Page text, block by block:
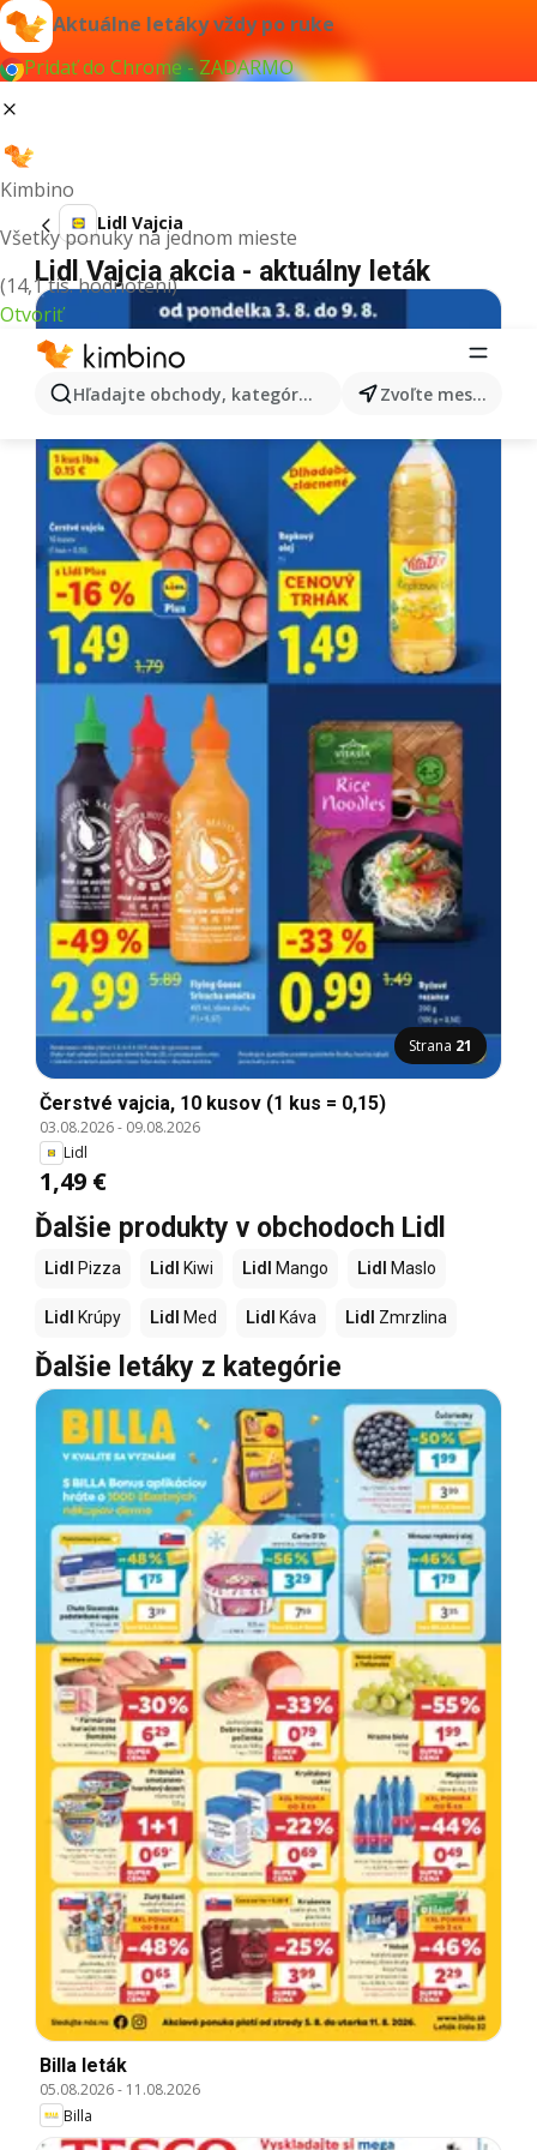
Aktuálne letáky vždy po ruke
Pridať do Chrome - ZADARMO
Kimbino
Všetky ponuky na jednom mieste
(14,1 tis. hodnotení)
Otvoriť
Hľadajte obchody, kategórie, produkty... Zvoľte mesto
Lidl Vajcia
Lidl Vajcia akcia - aktuálny leták
Strana 21
Čerstvé vajcia, 10 kusov (1 kus = 0,15)
03.08.2026- 09.08.2026
Lidl
1,49 €
Ďalšie produkty v obchodoch Lidl
Lidl Pizza Lidl Kiwi Lidl Mango Lidl Maslo
Lidl Krúpy Lidl Med Lidl Káva Lidl Zmrzlina
Ďalšie letáky z kategórie
Billa leták
05.08.2026- 11.08.2026
Billa